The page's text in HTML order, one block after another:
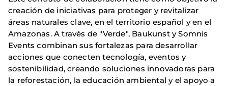
creación de iniciativas para proteger y revitalizar
áreas naturales clave, en el territorio español y en el
Amazonas. A través de "Verde", Baukunst y Somnis
Events combinan sus fortalezas para desarrollar
acciones que conecten tecnología, eventos y
sostenibilidad, creando soluciones innovadoras para
la reforestación, la educación ambiental y el apoyo a